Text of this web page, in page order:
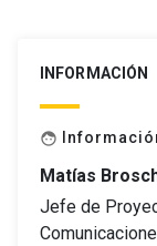
INFORMACIÓN
face
Matías
Jefe de